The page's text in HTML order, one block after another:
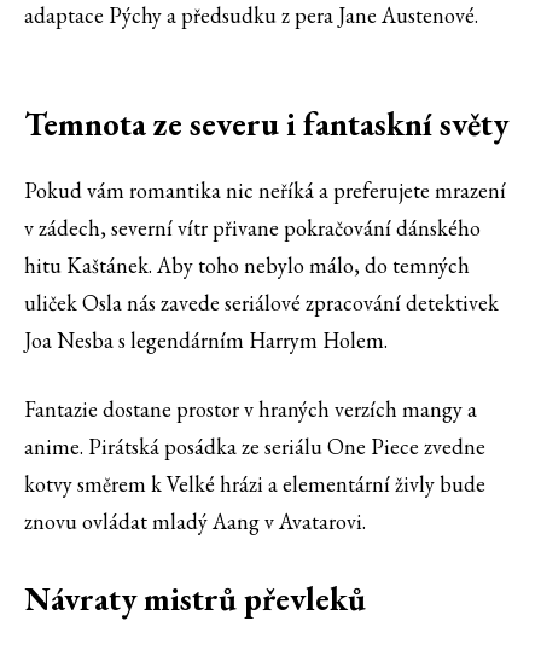
adaptace Pýchy a předsudku z pera Jane Austenové.
Temnota ze severu i fantaskní světy
Pokud vám romantika nic neříká a preferujete mrazení
v zádech, severní vítr přivane pokračování dánského
hitu Kaštánek. Aby toho nebylo málo, do temných
uliček Osla nás zavede seriálové zpracování detektivek
Joa Nesba s legendárním Harrym Holem.
Fantazie dostane prostor v hraných verzích mangy a
anime. Pirátská posádka ze seriálu One Piece zvedne
kotvy směrem k Velké hrázi a elementární živly bude
znovu ovládat mladý Aang v Avatarovi.
Návraty mistrů převleků